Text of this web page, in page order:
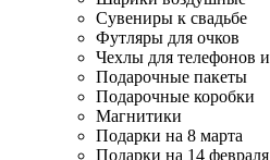
Сувениры к свадьбе
Футляры для очков
Чехлы для телефонов
Подарочные пакеты
Подарочные коробки
Магнитики
Подарки на 8 марта
Подарки на 14 февраля